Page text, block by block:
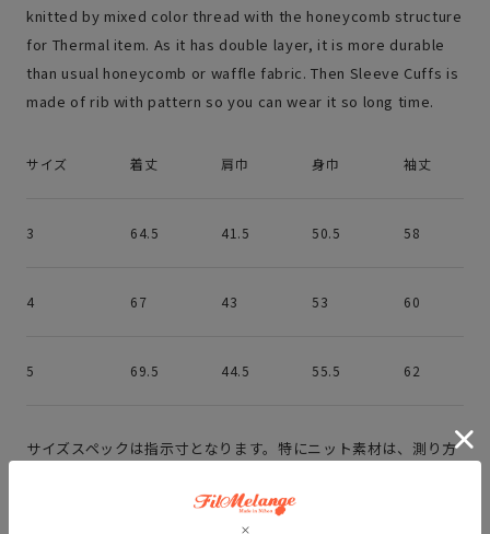
knitted by mixed color thread with the honeycomb structure
for Thermal item. As it has double layer, it is more durable
than usual honeycomb or waffle fabric. Then Sleeve Cuffs is
made of rib with pattern so you can wear it so long time.
サイズ 着丈 肩巾 身巾 袖丈
3 64.5 41.5 50.5 58
4 67 43 53 60
5 69.5 44.5 55.5 62
サイズスペックは指示寸となります。特にニット素材は、測り方
としてご理解をいただきます様お願いいたします。